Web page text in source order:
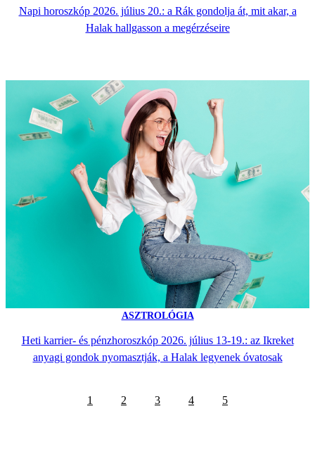
Napi horoszkóp 2026. július 20.: a Rák gondolja át, mit akar, a
Halak hallgasson a megérzéseire
ASZTROLÓGIA
Heti karrier- és pénzhoroszkóp 2026. július 13-19.: az Ikreket
anyagi gondok nyomasztják, a Halak legyenek óvatosak
1 2 3 4 5